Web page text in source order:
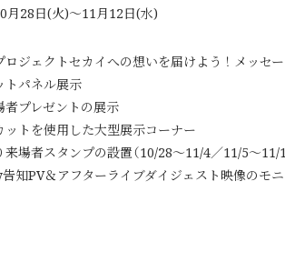
28日(火)～11月12日(水)
ロジェクトセカイへの想いを届けよう！メッセ
トパネル展示
者プレゼントの展示
ットを使用した大型展示コーナー
来場者スタンプの設置（10/28～11/4／11/5～11/
知PV＆アフターライブダイジェスト映像のモ